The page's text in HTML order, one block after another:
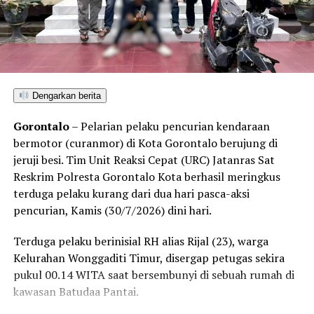
bertujuan membuka jalan bagi industri pertambangan di
tanah kelahiran mereka.
“Kami menolak keras kegiatan atau acara dalam bentuk
pihak perusahaan mana pun di wilayah Kecamatan
Penolakan masif yang konsisten disuarakan warga
pesisir ini berlandaskan kekhawatiran atas dampak
kerusakan lingkungan. Kehadiran industri ekstraktif di
wilayah Bonepantai, Bulawa, dan Kabila Bone dinilai
berpotensi merusak ekosistem pesisir serta perairan
mengancam ruang hidup nelayan serta petani lokal.
Rencana konsultasi publik PT CBM diprediksi bakal
mendapat perlawanan ketat dari koalisi masyarakat sipil
Dengarkan berita
Gorontalo– Pelarian pelaku pencurian kendaraan
bermotor (curanmor) di Kota Gorontalo berujung di
jeruji besi. Tim Unit Reaksi Cepat (URC) Jatanras Sat
Reskrim Polresta Gorontalo Kota berhasil meringkus
terduga pelaku kurang dari dua hari pasca-aksi
pencurian, Kamis (30/7/2026) dini hari.
Terduga pelaku berinisial RH alias Rijal (23), warga
Kelurahan Wonggaditi Timur, disergap petugas sekira
pukul 00.14 WITA saat bersembunyi di sebuah rumah di
kawasan Batudaa Pantai.